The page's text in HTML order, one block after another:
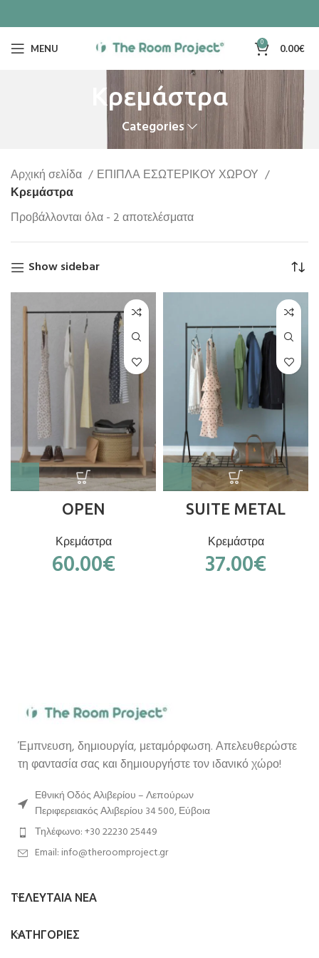
MENU 0 0.00€
Κρεμάστρα
Categories
Αρχική σελίδα
ΕΠΙΠΛΑ ΕΣΩΤΕΡΙΚΟΥ ΧΩΡΟΥ
Κρεμάστρα
Προβάλλονται όλα - 2 αποτελέσματα
Show sidebar
OPEN
Κρεμάστρα
60.00€
SUITE METAL
Κρεμάστρα
37.00€
Έμπνευση, δημιουργία, μεταμόρφωση. Απελευθερώστε
τη φαντασία σας και δημιουργήστε τον ιδανικό χώρο!
Εθνική Οδός Αλιβερίου – Λεπούρων
Περιφερειακός Αλιβερίου 34 500, Εύβοια
Τηλέφωνο: +30 22230 25449
Email: info@theroomproject.gr
ΤΕΛΕΥΤΑΙΑ ΝΕΑ
ΚΑΤΗΓΟΡΙΕΣ